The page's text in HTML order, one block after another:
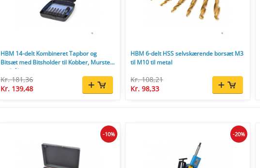
HBM 14-delt Kombineret Tapbor og
Bitsæt med Bitsholder til Kobber, Mursten
og Stål.
Kr. 181,36
Kr. 139,48
HBM 6-delt HSS selvskærende borsæt M3
til M10 til metal
Kr. 108,21
Kr. 98,33
-10% -20%